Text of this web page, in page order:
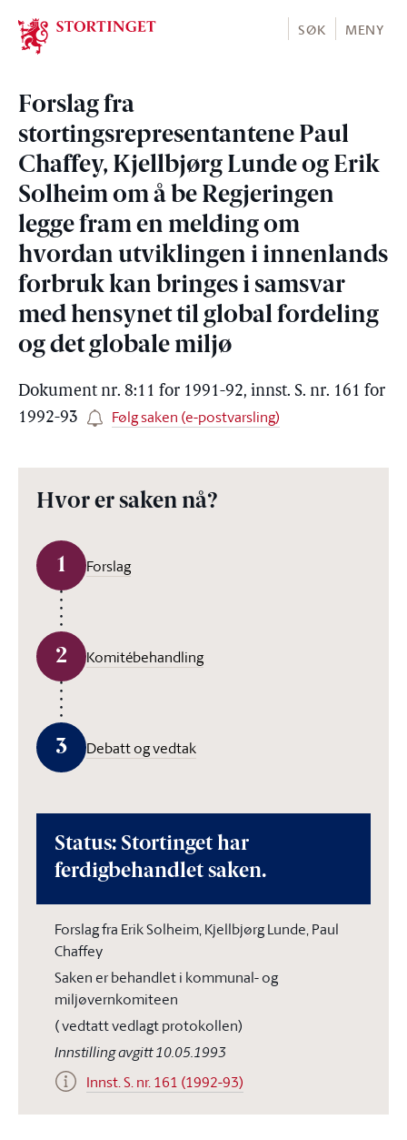
Stortinget.no
SØK MENY
Forslag fra
stortingsrepresentantene Paul
Chaffey, Kjellbjørg Lunde og Erik
Solheim om å be Regjeringen
legge fram en melding om
hvordan utviklingen i innenlands
forbruk kan bringes i samsvar
med hensynet til global fordeling
og det globale miljø
Dokument nr. 8:11 for 1991-92, innst. S. nr. 161 for
1992-93
Følg saken (e-postvarsling)
Hvor er saken nå?
1 Forslag
2 Komitébehandling
3 Debatt og vedtak
Status: Stortinget har
ferdigbehandlet saken.
Forslag fra Erik Solheim, Kjellbjørg Lunde, Paul
Chaffey
Saken er behandlet i kommunal- og
miljøvernkomiteen
( vedtatt vedlagt protokollen)
Innstilling avgitt 10.05.1993
Innst. S. nr. 161 (1992-93)